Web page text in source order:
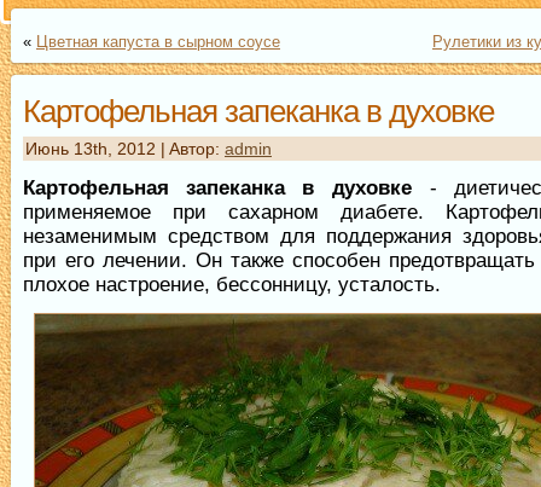
« Цветная капуста в сырном соусе Рулетики из
Картофельная запеканка в духовке
Июнь 13th, 2012 | Aвтор: admin
Картофельная запеканка в духовке -
применяемое при сахарном диабете.
незаменимым средством для поддержания
при его лечении. Он также способен
плохое настроение, бессонницу, усталость.